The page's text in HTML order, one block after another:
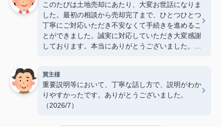
このたびは土地売却にあたり、大変お世話になりま
した。最初の相談から売却完了まで、ひとつひとつ
丁寧にご対応いただき不安なくて手続きを進めるこ
とができました。誠実に対応していただき大変感謝
しております。本当にありがとうございました。
買主様
重要説明等において、丁寧な話し方で、説明がわか
りやすかったです。ありがとうございました。
（2026/7）